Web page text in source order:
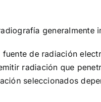
generalmente
de radiación
radiación que
seleccionados